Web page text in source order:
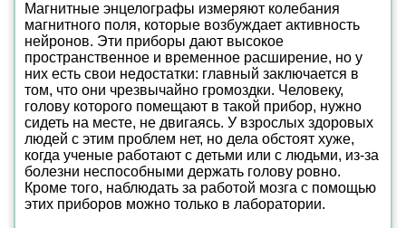
Магнитные энцелографы измеряют колебания
магнитного поля, которые возбуждает активность
нейронов. Эти приборы дают высокое
пространственное и временное расширение, но у
них есть свои недостатки: главный заключается в
том, что они чрезвычайно громоздки. Человеку,
голову которого помещают в такой прибор, нужно
сидеть на месте, не двигаясь. У взрослых здоровых
людей с этим проблем нет, но дела обстоят хуже,
когда ученые работают с детьми или с людьми, из-за
болезни неспособными держать голову ровно.
Кроме того, наблюдать за работой мозга с помощью
этих приборов можно только в лаборатории.